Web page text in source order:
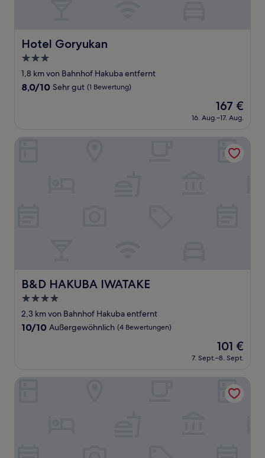
Hotel Goryukan
Hotel Goryukan
3.0-
Sterne-
Unterkunft
1,8 km von Bahnhof Hakuba entfernt
8.0
(1
8,0/10 Sehr gut (1 Bewertung)
Der
Preis
beträgt
167 €
16. Aug.–17. Aug.
B&D HAKUBA IWATAKE
B&D HAKUBA IWATAKE
4.0-
Sterne-
Unterkunft
2,3 km von Bahnhof Hakuba entfernt
10.0
Bewertungen)
10/10 Außergewöhnlich (4 Bewertungen)
Der
Preis
beträgt
101 €
7. Sept.–8. Sept.